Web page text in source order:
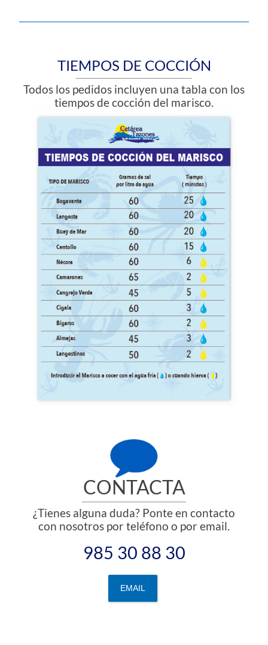
TIEMPOS DE COCCIÓN
Todos los pedidos incluyen una tabla con los
tiempos de cocción del marisco.
CONTACTA
¿Tienes alguna duda? Ponte en contacto
con nosotros por teléfono o por email.
985 30 88 30
EMAIL